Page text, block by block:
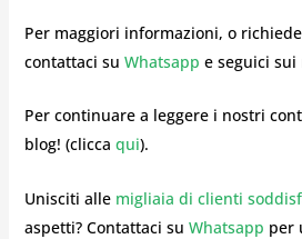
Per maggiori informazioni, o
contattaci su Whatsapp e seguici
Per continuare a leggere i nostri
blog! (clicca qui).
Unisciti alle migliaia di clienti
aspetti? Contattaci su Whatsapp per